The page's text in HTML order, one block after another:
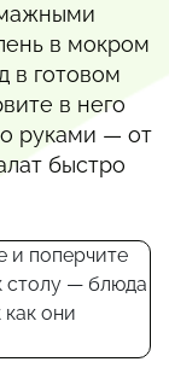
в мокром
в готовом
в него
руками — от
быстро